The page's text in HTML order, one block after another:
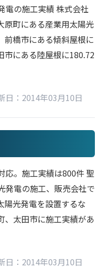
電の施工実績 株式会社
原町にある産業用太陽光
前橋市にある傾斜屋根に
市にある陸屋根に180.72
日：2014年03月10日
応。施工実績は800件 聖
発電の施工、販売会社で
陽光発電を設置するな
、太田市に施工実績があ
日：2014年03月10日